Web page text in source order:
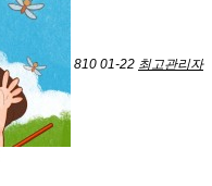
810 01-22 최고관리자